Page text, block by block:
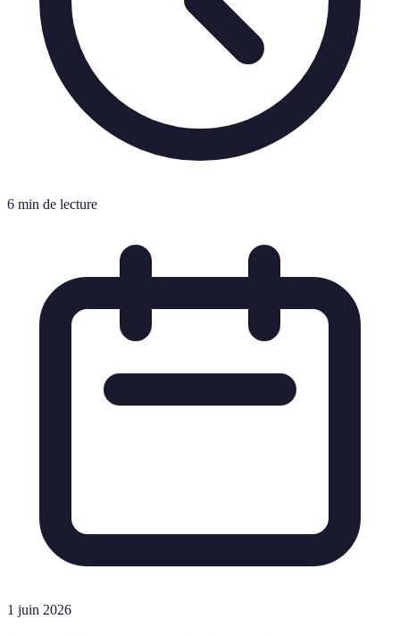
6 min de lecture
1 juin 2026